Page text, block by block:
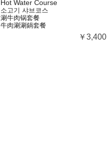
Hot Water Course
소고기 샤브코스
涮牛肉锅套餐
牛肉涮涮鍋套餐
￥3,400